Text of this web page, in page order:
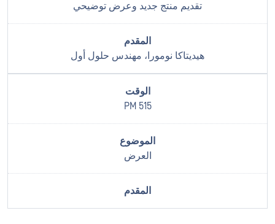
تقديم منتج جديد وعرض توضيحي
هيديتاكا نومورا، مهندس حلول أول
515 PM
العرض